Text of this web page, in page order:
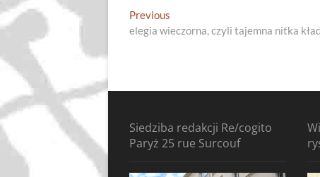
Nawigacja
wpisu
Previous
post:
elegia wieczorna, czyli tajemna nitka
Siedziba redakcji Re/cogito
Paryż 25 rue Surcouf